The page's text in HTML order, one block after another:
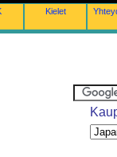
Kielet